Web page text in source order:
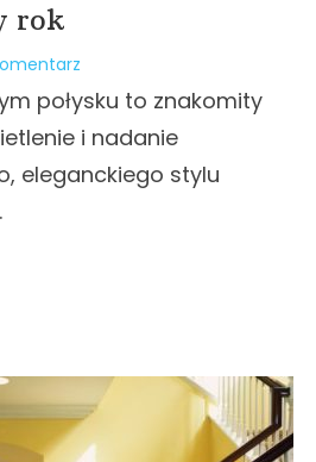
rok
połysku to znakomity
i nadanie
eleganckiego stylu